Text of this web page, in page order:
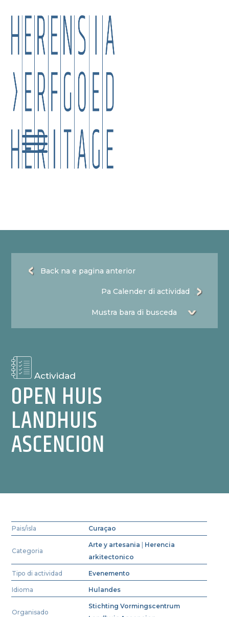
Back na e pagina anterior
Pa Calender di actividad
Actividad
OPEN HUIS
LANDHUIS
ASCENCION
Pais/isla Curaçao
Categoria
Arte y artesania
Herencia
arkitectonico
Tipo di actividad Evenemento
Idioma Hulandes
Organisado
Stichting Vormingscentrum